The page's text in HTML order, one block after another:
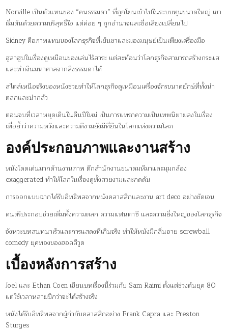
Norville เป็นตัวแทนของ “คนธรรมดา” ที่ถูกโยนเข้าไปในระบบทุนขนาดใหญ่ เขา
เริ่มต้นด้วยความบริสุทธิ์ใจ แต่ค่อย ๆ ถูกอำนาจและชื่อเสียงเปลี่ยนไป
Sidney คือภาพแทนของโลกธุรกิจที่เย็นชาและมองมนุษย์เป็นเพียงเครื่องมือ
ฮูลาฮูปในเรื่องดูเหมือนของเล่นไร้สาระ แต่สะท้อนว่าโลกธุรกิจสามารถสร้างกระแส
และทำเงินมหาศาลจากสิ่งธรรมดาได้
สไตล์เหนือจริงของหนังช่วยทำให้โลกธุรกิจดูเหมือนเครื่องจักรขนาดยักษ์ที่ทั้งน่า
ตลกและน่ากลัว
ตอนจบที่เวลาหยุดเดินในคืนปีใหม่ เป็นการแทรกความเป็นเทพนิยายลงในเรื่อง
เพื่อย้ำว่าความหวังและความดีงามยังมีที่ยืนในโลกแห่งความโลภ
องค์ประกอบภาพและงานสร้าง
หนังโดดเด่นมากด้านงานภาพ ตึกสำนักงานขนาดมหึมาและมุมกล้อง
exaggerated ทำให้โลกในเรื่องดูทั้งสวยงามและกดดัน
การออกแบบฉากได้รับอิทธิพลจากหนังคลาสสิกและงาน art deco อย่างชัดเจน
ดนตรีประกอบช่วยเพิ่มทั้งความตลก ความแฟนตาซี และความยิ่งใหญ่ของโลกธุรกิจ
จังหวะบทสนทนาเร็วและการแสดงที่เกินจริง ทำให้หนังมีกลิ่นอาย screwball
comedy ยุคทองของฮอลลีวูด
เบื้องหลังการสร้าง
Joel และ Ethan Coen เขียนบทเรื่องนี้ร่วมกับ Sam Raimi ตั้งแต่ช่วงต้นยุค 80
แต่ใช้เวลาหลายปีกว่าจะได้สร้างจริง
หนังได้รับอิทธิพลจากผู้กำกับคลาสสิกอย่าง Frank Capra และ Preston
Sturges